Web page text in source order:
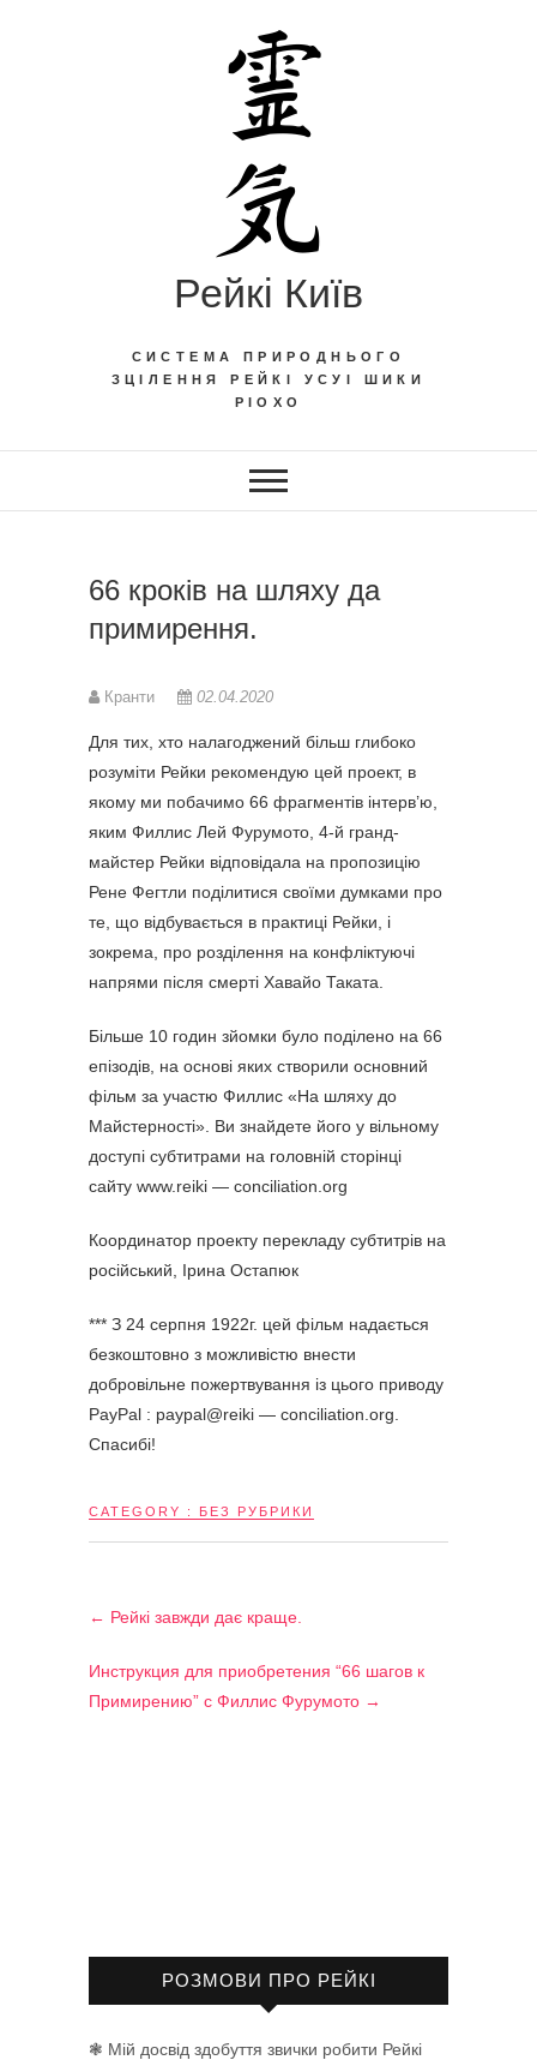
Рейкі Київ
СИСТЕМА ПРИРОДНЬОГО
ЗЦІЛЕННЯ РЕЙКІ УСУІ ШИКИ
РІОХО
66 кроків на шляху да
примирення.
Кранти 02.04.2020
Для тих, хто налагоджений більш глибоко
розуміти Рейки рекомендую цей проект, в
якому ми побачимо 66 фрагментів інтерв’ю,
яким Филлис Лей Фурумото, 4-й гранд-
майстер Рейки відповідала на пропозицію
Рене Фегтли поділитися своїми думками про
те, що відбувається в практиці Рейки, і
зокрема, про розділення на конфліктуючі
напрями після смерті Хавайо Таката.
Більше 10 годин зйомки було поділено на 66
епізодів, на основі яких створили основний
фільм за участю Филлис «На шляху до
Майстерності». Ви знайдете його у вільному
доступі субтитрами на головній сторінці
сайту www.reiki — conciliation.org
Координатор проекту перекладу субтитрів на
російський, Ірина Остапюк
*** З 24 серпня 1922г. цей фільм надається
безкоштовно з можливістю внести
добровільне пожертвування із цього приводу
PayPal : paypal@reiki — conciliation.org.
Спасибі!
CATEGORY : БЕЗ РУБРИКИ
← Рейкі завжди дає краще.
Инструкция для приобретения “66 шагов к
Примирению” с Филлис Фурумото →
РОЗМОВИ ПРО РЕЙКІ
❃ Мій досвід здобуття звички робити Рейкі